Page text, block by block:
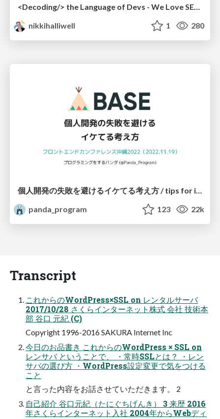
<Decoding/> the Language of Devs - We Love SEO 2024
nikkihalliwell
1 280
panda_program
123 22k
Transcript
これからのWordPress×SSL on レンタルサーバ
2017/10/28 さくらインターネット株式 会社 技術本
部 ⾕⼝ 元紀 (C)
Copyright 1996-2016 SAKURA Internet Inc
今⽇のお品書き これからのWordPress × SSL on
レンサバ ということで、 ・常時SSLとは？ ・レン
サバの選び⽅ ・WordPress設定変更で気をつける
こと
と⾔った内容をお話させていただきます。 2
⾃⼰紹介 ⾕⼝元紀（たにぐちげんき） 3 来歴 2016
年さくらインターネット⼊社 2004年からWebディ